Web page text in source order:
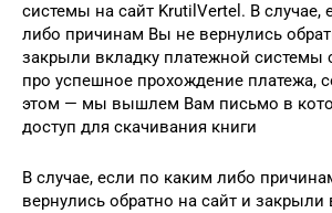
системы на сайт KrutilVertel. В случае,
либо причинам Вы не вернулись
закрыли вкладку платежной системы
про успешное прохождение платежа,
этом — мы вышлем Вам письмо в
доступ для скачивания книги
В случае, если по каким либо
вернулись обратно на сайт и закрыли